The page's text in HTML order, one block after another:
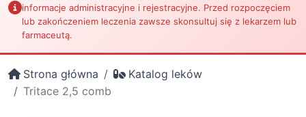
informacje administracyjne i rejestracyjne. Przed rozpoczęciem
lub zakończeniem leczenia zawsze skonsultuj się z lekarzem lub
farmaceutą.
Strona główna
Katalog leków
Tritace 2,5 comb